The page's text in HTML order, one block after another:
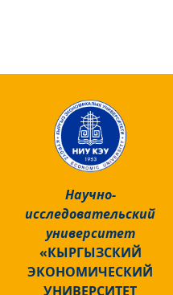
Научно-
исследовательский
университет
«КЫРГЫЗСКИЙ
ЭКОНОМИЧЕСКИЙ
УНИВЕРСИТЕТ